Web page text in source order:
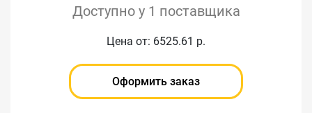
Доступно у 1 поставщика
Цена от: 6525.61 р.
Оформить заказ